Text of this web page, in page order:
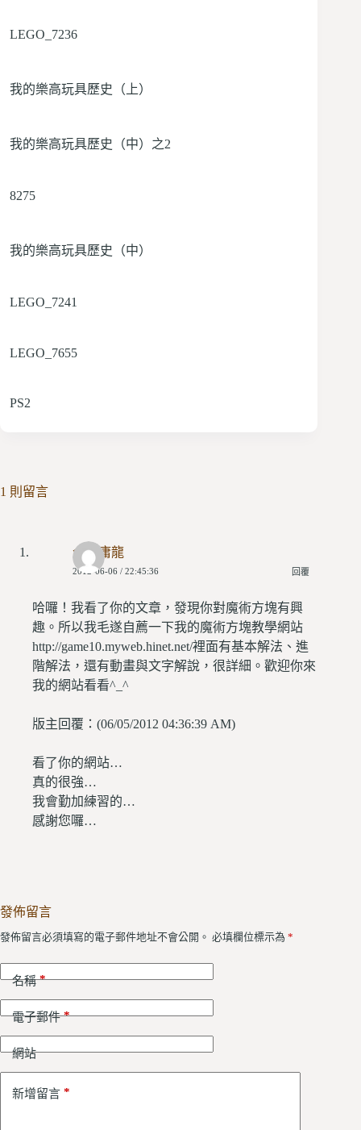
LEGO_7236
我的樂高玩具歷史（上）
我的樂高玩具歷史（中）之2
8275
我的樂高玩具歷史（中）
LEGO_7241
LEGO_7655
PS2
1 則留言
今古庸龍
2012-06-06 / 22:45:36 回覆
哈囉！我看了你的文章，發現你對魔術方塊有興
趣。所以我毛遂自薦一下我的魔術方塊教學網站
http://game10.myweb.hinet.net/裡面有基本解法、進
階解法，還有動畫與文字解說，很詳細。歡迎你來
我的網站看看^_^
版主回覆：(06/05/2012 04:36:39 AM)
看了你的網站…
真的很強…
我會勤加練習的…
感謝您囉…
發佈留言
發佈留言必須填寫的電子郵件地址不會公開。 必填欄位標示為 *
名稱*
電子郵件*
網站
新增留言 *